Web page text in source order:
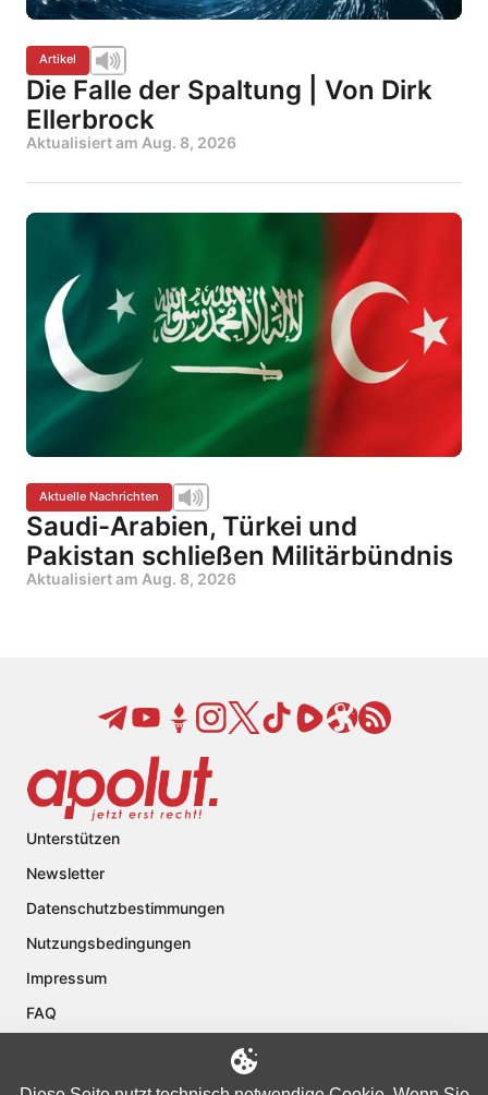
Artikel
Die Falle der Spaltung | Von Dirk
Ellerbrock
Aktualisiert am Aug. 8, 2026
Aktuelle Nachrichten
Saudi-Arabien, Türkei und
Pakistan schließen Militärbündnis
Aktualisiert am Aug. 8, 2026
Unterstützen
Newsletter
Datenschutzbestimmungen
Nutzungsbedingungen
Impressum
FAQ